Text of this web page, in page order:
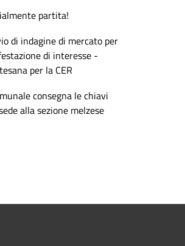
partita!
di indagine di mercato per
di interesse -
per la CER
consegna le chiavi
alla sezione melzese